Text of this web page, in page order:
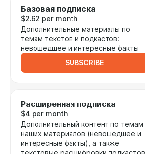
Базовая подписка
$2.62 per month
Дополнительные материалы по
темам текстов и подкастов:
невошедшее и интересные факты
SUBSCRIBE
Расширенная подписка
$4 per month
Дополнительный контент по темам
наших материалов (невошедшее и
интересные факты), а также